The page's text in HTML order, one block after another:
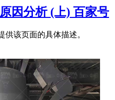
因分析 (上) 百家号
供该页面的具体描述。